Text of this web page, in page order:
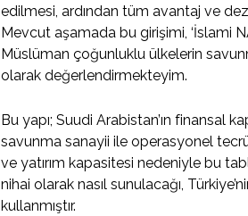
edilmesi, ardından tüm avantaj ve
Mevcut aşamada bu girişimi, ‘İslami
Müslüman çoğunluklu ülkelerin
olarak değerlendirmekteyim.
Bu yapı; Suudi Arabistan’ın finansal
savunma sanayii ile operasyonel
ve yatırım kapasitesi nedeniyle bu
nihai olarak nasıl sunulacağı,
kullanmıştır.